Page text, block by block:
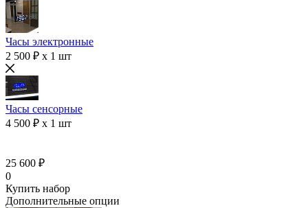
Часы электронные
2 500 ₽ x 1 шт
Часы сенсорные
4 500 ₽ x 1 шт
25 600 ₽
0
Купить набор
Дополнительные опции